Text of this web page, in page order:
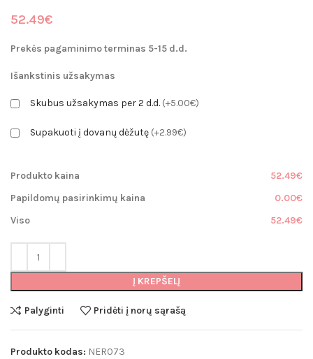
52.49€
Prekės pagaminimo terminas 5-15 d.d.
Išankstinis užsakymas
Skubus užsakymas per 2 d.d. (+5.00€)
Supakuoti į dovanų dėžutę (+2.99€)
Produkto kaina
52.49€
Papildomų pasirinkimų kaina
0.00€
Viso
52.49€
Į KREPŠELĮ
Palyginti Pridėti į norų sąrašą
Produkto kodas: NER073